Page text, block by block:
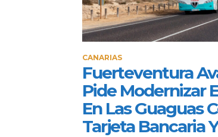
CANARIAS
Fuerteventura
Pide Modernizar
En Las Guaguas
Tarjeta Bancaria